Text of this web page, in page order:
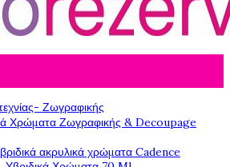
Ζωγραφικής
Χρώματα Ζωγραφικής & Decoupage
ακρυλικά χρώματα Cadence